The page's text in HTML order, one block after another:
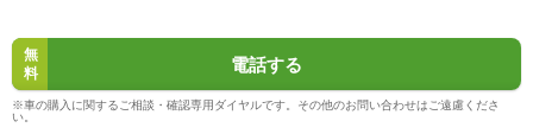
無
料
電話する
※車の購入に関するご相談・確認専用ダイヤルです。その他のお問い合わせはご遠慮くださ
い。